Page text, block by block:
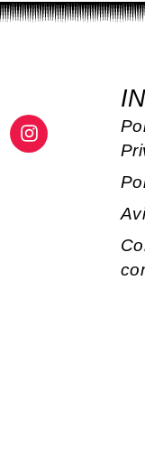
Instagram